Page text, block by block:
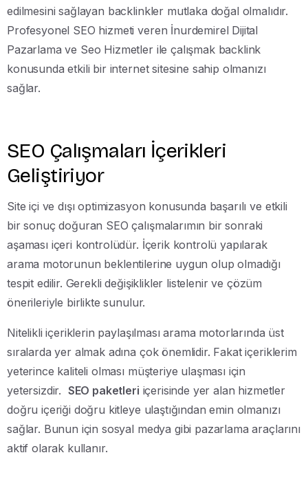
edilmesini sağlayan backlinkler mutlaka doğal olmalıdır.
Profesyonel SEO hizmeti veren İnurdemirel Dijital
Pazarlama ve Seo Hizmetler ile çalışmak backlink
konusunda etkili bir internet sitesine sahip olmanızı
sağlar.
SEO Çalışmaları İçerikleri
Geliştiriyor
Site içi ve dışı optimizasyon konusunda başarılı ve etkili
bir sonuç doğuran SEO çalışmalarımın bir sonraki
aşaması içeri kontrolüdür. İçerik kontrolü yapılarak
arama motorunun beklentilerine uygun olup olmadığı
tespit edilir. Gerekli değişiklikler listelenir ve çözüm
önerileriyle birlikte sunulur.
Nitelikli içeriklerin paylaşılması arama motorlarında üst
sıralarda yer almak adına çok önemlidir. Fakat içeriklerim
yeterince kaliteli olması müşteriye ulaşması için
yetersizdir. SEO paketleri içerisinde yer alan hizmetler
doğru içeriği doğru kitleye ulaştığından emin olmanızı
sağlar. Bunun için sosyal medya gibi pazarlama araçlarını
aktif olarak kullanır.